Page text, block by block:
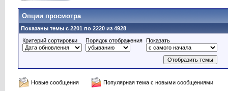
Опции просмотра
Показаны темы с 2201 по 2220 из 4928
Критерий сортировки
Порядок отображения Показать
Новые сообщения
Популярная тема с новыми сообщениями